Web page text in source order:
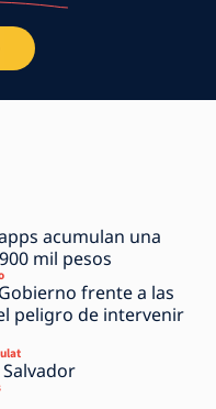
acumulan una
mil pesos
frente a las
peligro de intervenir
Salvador